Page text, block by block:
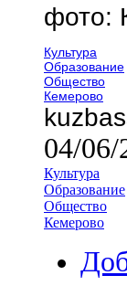
фото:
Культура
Образование
Общество
Кемерово
04/06/
Культура
Образование
Общество
Кемерово